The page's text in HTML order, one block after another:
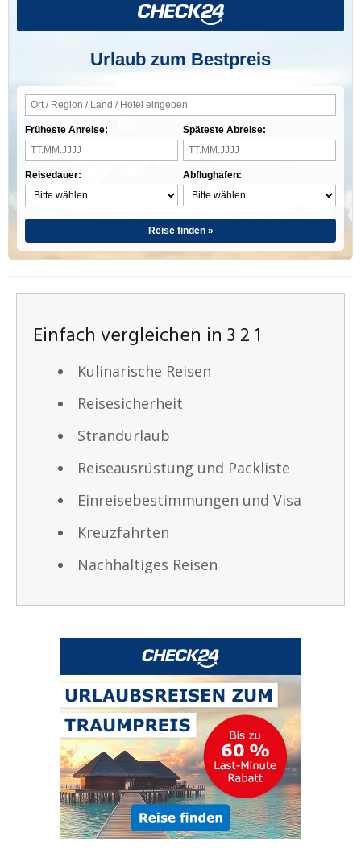
Urlaub zum Bestpreis
Früheste Anreise:
Reisedauer:
Späteste Abreise:
Abflughafen:
Reise finden »
Einfach vergleichen in 3 2 1
Kulinarische Reisen
Reisesicherheit
Strandurlaub
Reiseausrüstung und Packliste
Einreisebestimmungen und Visa
Kreuzfahrten
Nachhaltiges Reisen